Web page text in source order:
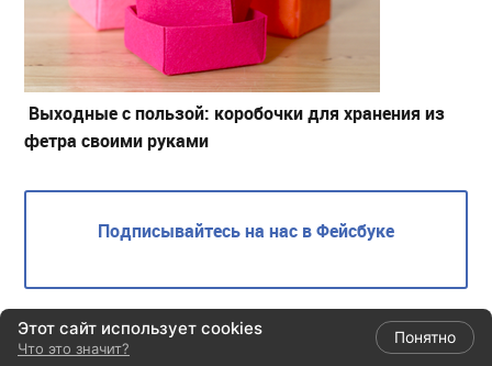
Выходные с пользой: коробочки для хранения из
фетра своими руками
Подписывайтесь на нас в Фейсбуке
ИНТЕРЕСНЫЕ СТАТЬИ
Этот сайт использует cookies
Что это значит?
Понятно